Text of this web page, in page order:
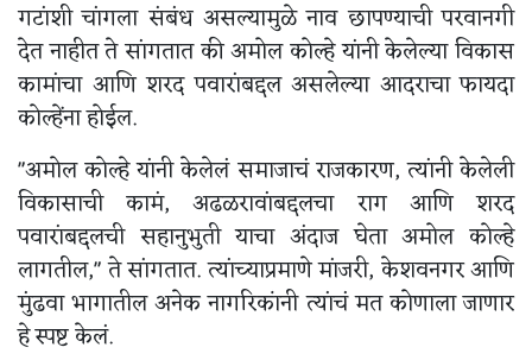
गटांशी चांगला संबंध असल्यामुळे नाव छापण्याची परवानगी
देत नाहीत ते सांगतात की अमोल कोल्हे यांनी केलेल्या विकास
कामांचा आणि शरद पवारांबद्दल असलेल्या आदराचा फायदा
कोल्हेंना होईल.
"अमोल कोल्हे यांनी केलेलं समाजाचं राजकारण, त्यांनी केलेली
विकासाची कामं, अढळरावांबद्दलचा राग आणि शरद
पवारांबद्दलची सहानुभुती याचा अंदाज घेता अमोल कोल्हे
लागतील," ते सांगतात. त्यांच्याप्रमाणे मांजरी, केशवनगर आणि
मुंढवा भागातील अनेक नागरिकांनी त्यांचं मत कोणाला जाणार
हे स्पष्ट केलं.